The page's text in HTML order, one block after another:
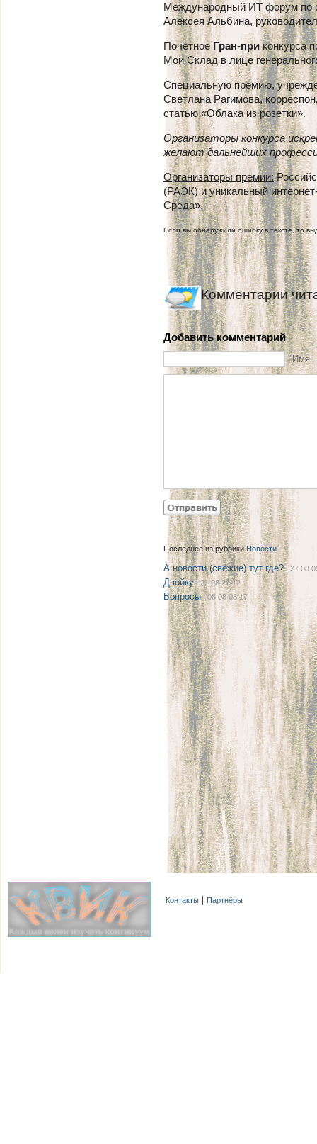
Международный ИТ форум по
Алексея Альбина,
ПочетноеГран-приконкурса
Мой Склад в лице
Специальную премию,
Светлана Рагимова,
статью «Облака из розетки».
Организаторы конкурса
желают дальнейших
Организаторы премии:
(РАЭК) и уникальный
Среда».
Если вы обнаружили ошибку в тексте, то
Комментарии
Добавить комментарий
Имя
Последнее из рубрикиНовости
А новости (свежие) тут где?| 27.08
Двойку| 21.08 22:12
Вопросы| 08.08 08:17
Контакты Партнёры